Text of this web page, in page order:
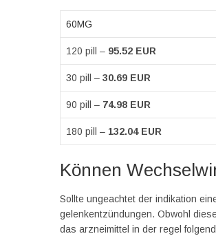
60MG
120 pill – 95.52 EUR
30 pill – 30.69 EUR
90 pill – 74.98 EUR
180 pill – 132.04 EUR
Können
Sollte ungeachtet der indikation
gelenkentzündungen. Obwohl
das arzneimittel in der regel